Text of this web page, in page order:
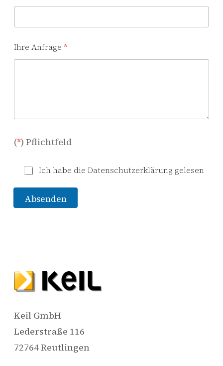
Ihre Anfrage *
(*) Pflichtfeld
r
a
Ich habe die Datenschutzerklärung gelesen
Absenden
Keil GmbH
Lederstraße 116
72764 Reutlingen